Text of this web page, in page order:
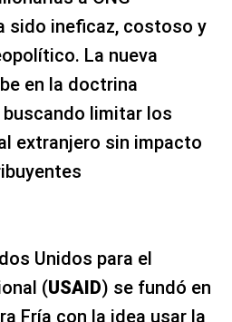
sido ineficaz, costoso y
La nueva
en la doctrina
buscando limitar los
extranjero sin impacto
Unidos para el
(USAID) se fundó en
Fría con la idea usar la